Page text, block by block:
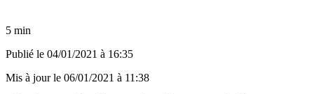
5 min
Publié le 04/01/2021 à 16:35
Mis à jour le 06/01/2021 à 11:38